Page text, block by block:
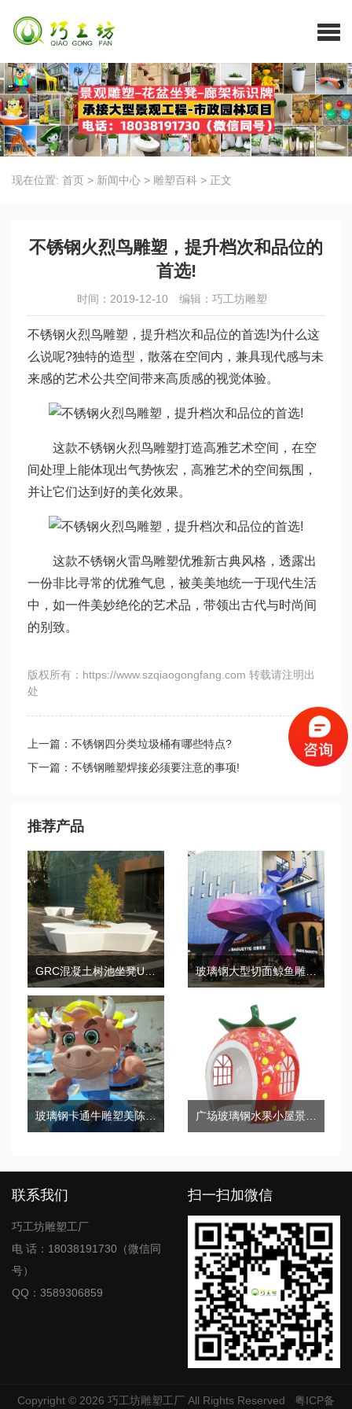
现在位置: 首页 > 新闻中心 > 雕塑百科 > 正文
不锈钢火烈鸟雕塑，提升档次和品位的
首选!
时间：2019-12-10 编辑：巧工坊雕塑
不锈钢火烈鸟雕塑，提升档次和品位的首选!为什么这
么说呢?独特的造型，散落在空间内，兼具现代感与未
来感的艺术公共空间带来高质感的视觉体验。
这款不锈钢火烈鸟雕塑打造高雅艺术空间，在空
间处理上能体现出气势恢宏，高雅艺术的空间氛围，
并让它们达到好的美化效果。
这款不锈钢火雷鸟雕塑优雅新古典风格，透露出
一份非比寻常的优雅气息，被美美地统一于现代生活
中，如一件美妙绝伦的艺术品，带领出古代与时尚间
的别致。
版权所有：https://www.szqiaogongfang.com 转载请注明出
处
上一篇：不锈钢四分类垃圾桶有哪些特点?
下一篇：不锈钢雕塑焊接必须要注意的事项!
推荐产品
GRC混凝土树池坐凳UHPC五角星座椅 玻璃钢大型切面鲸鱼雕塑抽象结合艺术品
玻璃钢卡通牛雕塑美陈艺术景观摆件 广场玻璃钢水果小屋景观雕塑
联系我们
巧工坊雕塑工厂
电 话：18038191730（微信同
号）
QQ：3589306859
扫一扫加微信
Copyright © 2026 巧工坊雕塑工厂 All Rights Reserved 粤ICP备